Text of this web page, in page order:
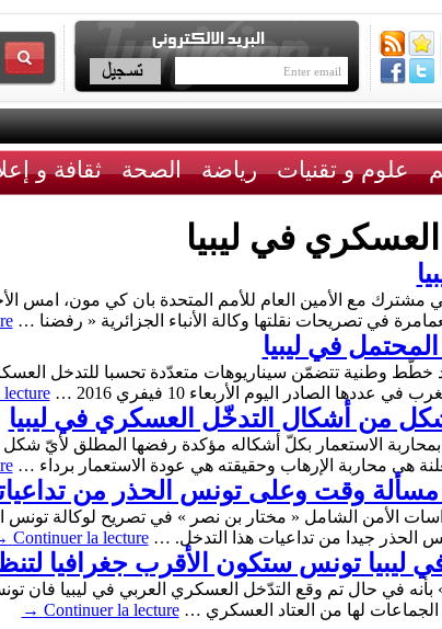
علوم و تقنيات رياضة الصحة ثقافة و
العسكري في ليبيا
مع الأمين العام للأمم المتحدة بان كي مون، امس
في تصريحات نقلتها وكالة الأنباء الجزائرية « رفضنا …
في ليبيا
خطّط وطنية تتضمّن سيناريوهات متعدّدة تحسبا للتدخل
الصادر اليوم الأربعاء 10 فيفري 2016 …
من أشكال التدخّل العسكري في ليبيا
بمحاربة الاستعمار بكلّ أشكاله مؤكدة رفضها المطلق لأيّ
هي محاربة الإرهاب وحقيقته هي عودة الاستعمار برداء …
وقت وعلى تونس الحذر من
الأمن الشامل « مختار بن نصر » في تصريح لوكالة تونس
الحذر جيدا من تداعيات هذا التدخل. …Continuer la lecture
ليبيا تونس ستكون الأقرب جغرافيا
» بأنه في حال تم وقع التدّخل العسكري العربي في ليبيا فان
الجماعات لها من العتاد العسكري …Continuer la lecture
→